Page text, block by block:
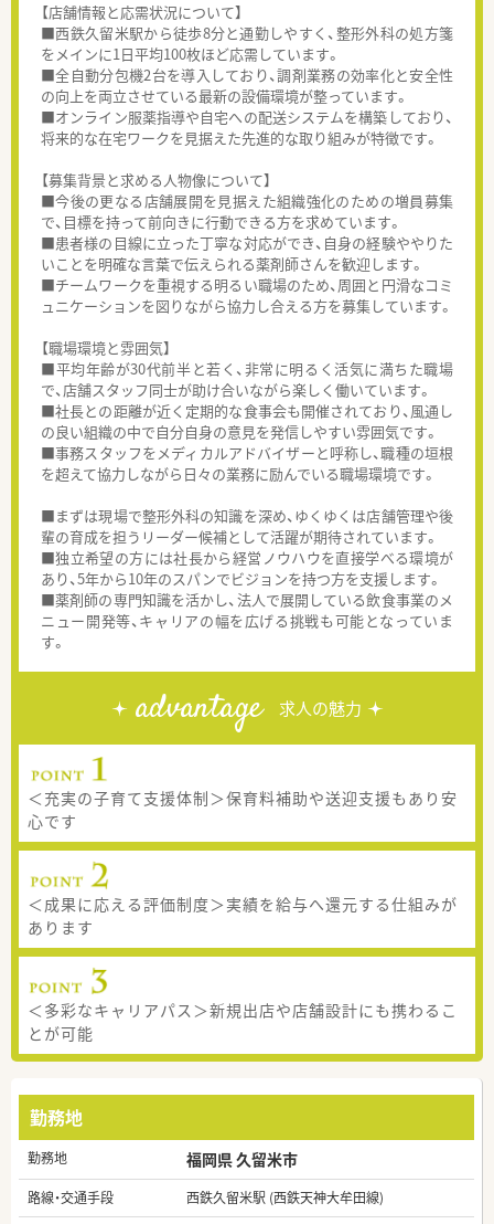
【店舗情報と応需状況について】
■西鉄久留米駅から徒歩8分と通勤しやすく、整形外科の処方箋
をメインに1日平均100枚ほど応需しています。
■全自動分包機2台を導入しており、調剤業務の効率化と安全性
の向上を両立させている最新の設備環境が整っています。
■オンライン服薬指導や自宅への配送システムを構築しており、
将来的な在宅ワークを見据えた先進的な取り組みが特徴です。
【募集背景と求める人物像について】
■今後の更なる店舗展開を見据えた組織強化のための増員募集
で、目標を持って前向きに行動できる方を求めています。
■患者様の目線に立った丁寧な対応ができ、自身の経験ややりた
いことを明確な言葉で伝えられる薬剤師さんを歓迎します。
■チームワークを重視する明るい職場のため、周囲と円滑なコミ
ュニケーションを図りながら協力し合える方を募集しています。
【職場環境と雰囲気】
■平均年齢が30代前半と若く、非常に明るく活気に満ちた職場
で、店舗スタッフ同士が助け合いながら楽しく働いています。
■社長との距離が近く定期的な食事会も開催されており、風通し
の良い組織の中で自分自身の意見を発信しやすい雰囲気です。
■事務スタッフをメディカルアドバイザーと呼称し、職種の垣根
を超えて協力しながら日々の業務に励んでいる職場環境です。
■まずは現場で整形外科の知識を深め、ゆくゆくは店舗管理や後
輩の育成を担うリーダー候補として活躍が期待されています。
■独立希望の方には社長から経営ノウハウを直接学べる環境が
あり、5年から10年のスパンでビジョンを持つ方を支援します。
■薬剤師の専門知識を活かし、法人で展開している飲食事業のメ
ニュー開発等、キャリアの幅を広げる挑戦も可能となっていま
す。
advantage 求人の魅力
＜充実の子育て支援体制＞保育料補助や送迎支援もあり安
心です
＜成果に応える評価制度＞実績を給与へ還元する仕組みが
あります
＜多彩なキャリアパス＞新規出店や店舗設計にも携わるこ
とが可能
勤務地
勤務地 福岡県 久留米市
路線・交通手段
西鉄久留米駅 (西鉄天神大牟田線)